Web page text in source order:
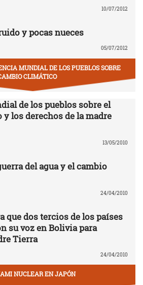
10/07/2012
y pocas nueces
05/07/2012
MUNDIAL DE LOS PUEBLOS SOBRE
CLIMÁTICO
de los pueblos sobre el
los derechos de la madre
13/05/2010
del agua y el cambio
24/04/2010
que dos tercios de los países
su voz en Bolivia para
Tierra
24/04/2010
NUCLEAR EN JAPÓN